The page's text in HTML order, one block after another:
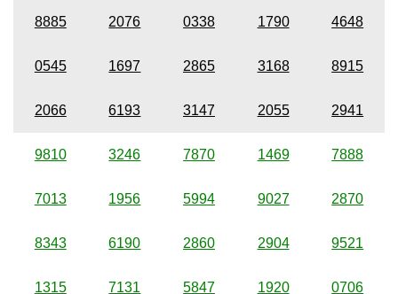
8885 2076 0338 1790 4648
0545 1697 2865 3168 8915
2066 6193 3147 2055 2941
9810 3246 7870 1469 7888
7013 1956 5994 9027 2870
8343 6190 2860 2904 9521
1315 7131 5847 1920 0706